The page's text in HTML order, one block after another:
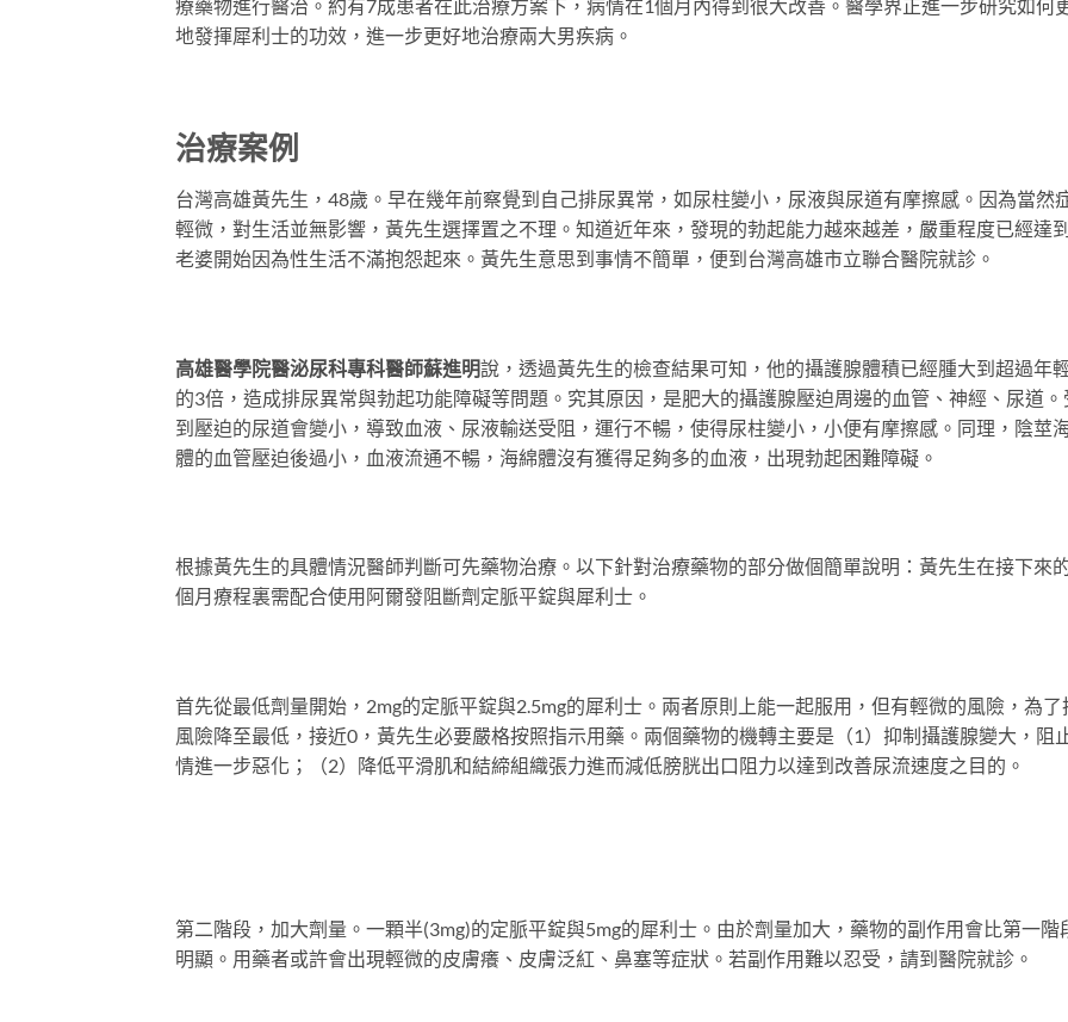
療藥物進行醫治。約有7成患者在此治療方案下，病情在1個月內得到很大改善。醫學界正進一步研究如何
地發揮犀利士的功效，進一步更好地治療兩大男疾病。
治療案例
台灣高雄黃先生，48歲。早在幾年前察覺到自己排尿異常，如尿柱變小，尿液與尿道有摩擦感。因為當然
輕微，對生活並無影響，黃先生選擇置之不理。知道近年來，發現的勃起能力越來越差，嚴重程度已經達
老婆開始因為性生活不滿抱怨起來。黃先生意思到事情不簡單，便到台灣高雄市立聯合醫院就診。
高雄醫學院醫泌尿科專科醫師蘇進明說，透過黃先生的檢查結果可知，他的攝護腺體積已經腫大到超過年
的3倍，造成排尿異常與勃起功能障礙等問題。究其原因，是肥大的攝護腺壓迫周邊的血管、神經、尿道。
到壓迫的尿道會變小，導致血液、尿液輸送受阻，運行不暢，使得尿柱變小，小便有摩擦感。同理，陰莖
體的血管壓迫後過小，血液流通不暢，海綿體沒有獲得足夠多的血液，出現勃起困難障礙。
根據黃先生的具體情況醫師判斷可先藥物治療。以下針對治療藥物的部分做個簡單說明：黃先生在接下來
個月療程裏需配合使用阿爾發阻斷劑定脈平錠與犀利士。
首先從最低劑量開始，2mg的定脈平錠與2.5mg的犀利士。兩者原則上能一起服用，但有輕微的風險，為了
風險降至最低，接近0，黃先生必要嚴格按照指示用藥。兩個藥物的機轉主要是（1）抑制攝護腺變大，阻
情進一步惡化；（2）降低平滑肌和結締組織張力進而減低膀胱出口阻力以達到改善尿流速度之目的。
第二階段，加大劑量。一顆半(3mg)的定脈平錠與5mg的犀利士。由於劑量加大，藥物的副作用會比第一階
明顯。用藥者或許會出現輕微的皮膚癢、皮膚泛紅、鼻塞等症狀。若副作用難以忍受，請到醫院就診。